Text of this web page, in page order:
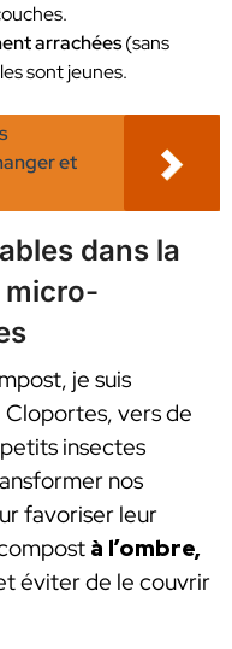
arrachées(sans
sont jeunes.
et
dans la
micro-
je suis
Cloportes, vers de
insectes
nos
favoriser leur
à l’ombre,
éviter de le couvrir